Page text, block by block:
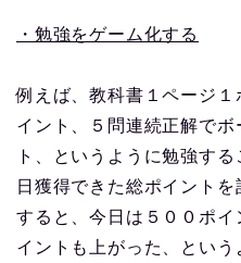
・勉強をゲーム化する
例えば、教科書１ページ
イント、５問連続正解で
ト、というように勉強す
日獲得できた総ポイント
すると、今日は５００ポ
イントも上がった、とい